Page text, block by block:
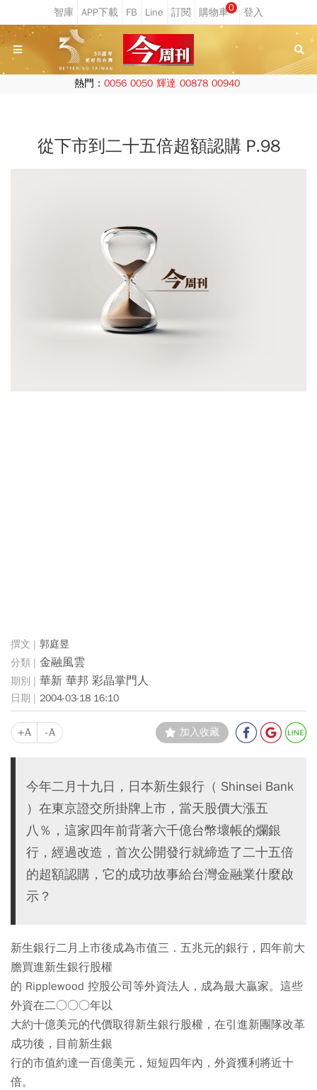
0
熱門： 0056 0050 輝達 00878 00940
從下市到二十五倍超額認購 P.98
郭庭昱
金融風雲
華新 華邦 彩晶掌門人
2004-03-18 16:10
+A -A 加入收藏
今年二月十九日，日本新生銀行（ Shinsei Bank
）在東京證交所掛牌上市，當天股價大漲五
八％，這家四年前背著六千億台幣壞帳的爛銀
行，經過改造，首次公開發行就締造了二十五倍
的超額認購，它的成功故事給台灣金融業什麼啟
示？
新生銀行二月上市後成為市值三．五兆元的銀行，四年前大
膽買進新生銀行股權
的 Ripplewood 控股公司等外資法人，成為最大贏家。這些
外資在二○○○年以
大約十億美元的代價取得新生銀行股權，在引進新團隊改革
成功後，目前新生銀
行的市值約達一百億美元，短短四年內，外資獲利將近十
倍。